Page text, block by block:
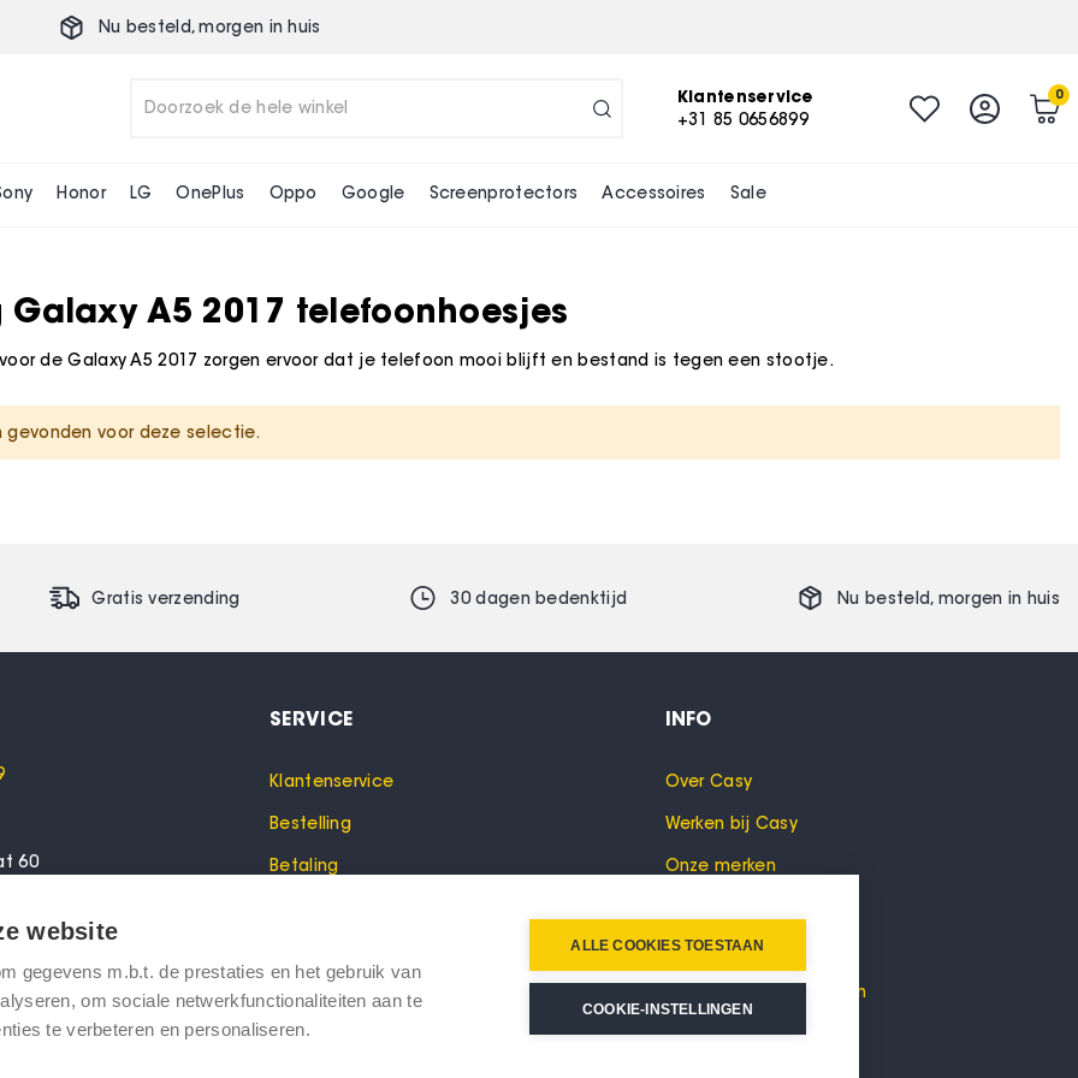
Nu besteld,morgen in huis
Klantenservice
+31 85 0656899
0
Honor LG OnePlus Oppo Google Screenprotectors Accessoires Sale
Galaxy A5 2017 telefoonhoesjes
de Galaxy A5 2017 zorgen ervoor dat je telefoon mooi blijft en bestand is tegen een stootje.
gevonden voor deze selectie.
Gratis verzending 30 dagen bedenktijd Nu besteld, morgen in huis
60
Bel dan voor een
SERVICE
Klantenservice
Bestelling
Betaling
Retourneren
INFO
Over Casy
Werken bij Casy
Onze merken
Privacyverklaring
Algemene voorwaarden
website
gegevens m.b.t. de prestaties en het gebruik van
om sociale netwerkfunctionaliteiten aan te
te verbeteren en personaliseren.
ALLE COOKIES TOESTAAN
COOKIE-INSTELLINGEN